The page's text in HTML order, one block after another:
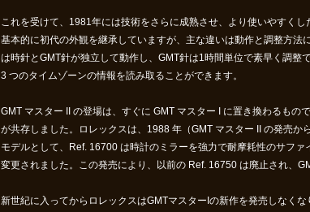
これを受けて、1981年には技術をさらに成熟させ、より使いやすく
基本的に初代の外観を継承していますが、主な違いは動作と調整方
は時針とGMT針が独立して動作し、GMT針は1時間単位で素早く調
3 つのタイムゾーンの情報を読み取ることができます。
GMT マスター II の登場は、すぐに GMT マスター I に置き換わるも
が共存しました。ロレックスは、1988 年（GMT マスター II の発売
モデルとして、Ref. 16700 は時計のミラーを強力で耐摩耗性のサフ
変更されました。この発売により、以前の Ref. 16750 は廃止され、
新世紀に入ってからロレックスはGMTマスターIの新作を発売しなく